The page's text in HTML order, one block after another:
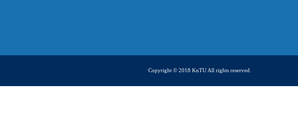
Copyright © 2018 KnTU All rights reserved.